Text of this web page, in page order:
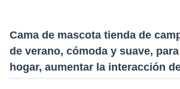
Cama de mascota tienda de
de verano, cómoda y suave, para
hogar, aumentar la interacción